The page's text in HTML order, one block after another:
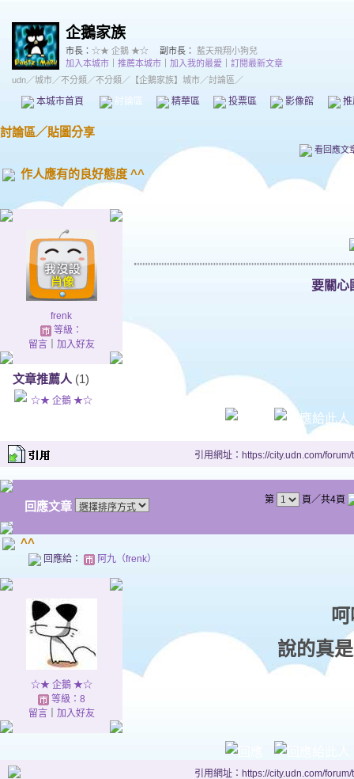
企鵝家族
市長： ☆★ 企鵝 ★☆ 副市長： 藍天飛翔小狗兒
加入本城市
推薦本城市 加入我的最愛
訂閱最新文章
udn／城市／不分類 ／不分類 ／ 【企鵝家族】城市／討論區／
本城市首頁 討論區 精華區 投票區 影像館
討論區／貼圖分享
看回應文
作人應有的良好態度 ^^
frenk
等級：
留言｜ 加入好友
文章推薦人 (1)
☆★ 企鵝 ★☆
要關心
引用網址：https://city.udn.com/
回應文章 第 頁／共4頁
^^
回應給： 阿九（frenk）
☆★ 企鵝 ★☆
等級：8
留言｜ 加入好友
說的真
引用網址：https://city.udn.com/